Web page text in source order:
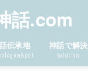
話.com
伝承地 神話で解決
Solution